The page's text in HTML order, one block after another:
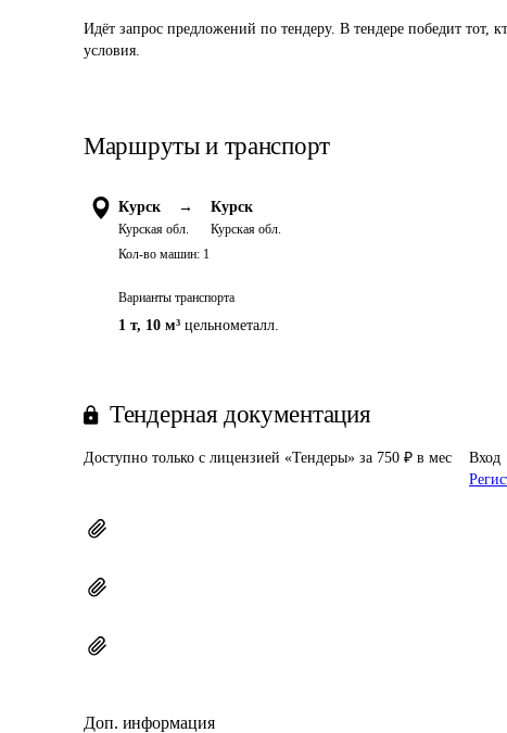
Идёт запрос предложений по тендеру. В тендере победит тот,
условия.
Маршруты и транспорт
Курск →
Курская обл.
Курск
Курская обл.
Кол-во машин: 1
Варианты транспорта
1 т, 10 м³ цельнометалл.
Тендерная документация
Доступно только с лицензией «Тендеры» за 750 ₽ в мес
Вход
Доп. информация